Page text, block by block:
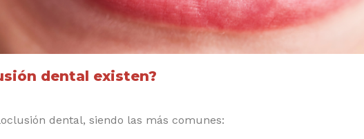
dental existen?
dental, siendo las más comunes: